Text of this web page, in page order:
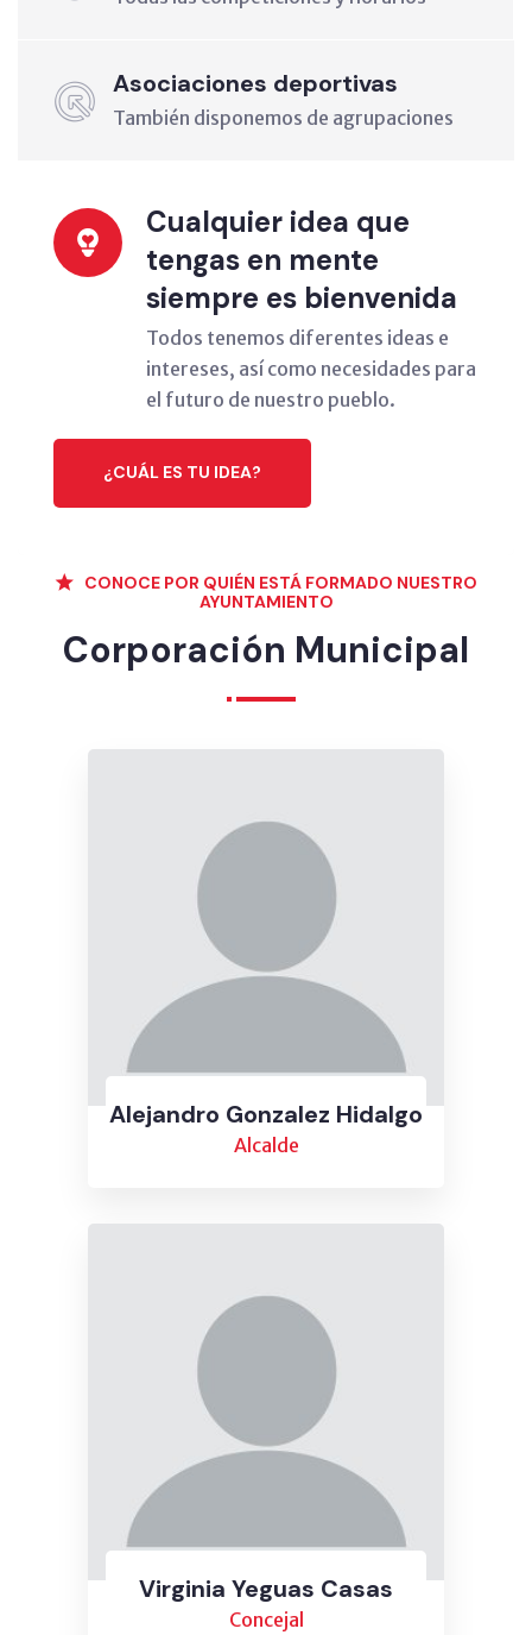
Asociaciones deportivas
También disponemos de agrupaciones
Cualquier idea que
tengas en mente
siempre es bienvenida
Todos tenemos diferentes ideas e
intereses, así como necesidades para
el futuro de nuestro pueblo.
¿CUÁL ES TU IDEA?
CONOCE POR QUIÉN ESTÁ FORMADO NUESTRO
AYUNTAMIENTO
Corporación Municipal
Alejandro Gonzalez Hidalgo
Alcalde
Virginia Yeguas Casas
Concejal